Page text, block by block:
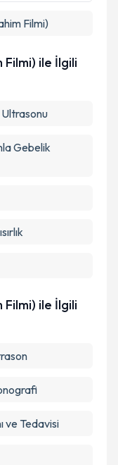
Filmi)
ile İlgili
Gebelik
ile İlgili
ve Tedavisi